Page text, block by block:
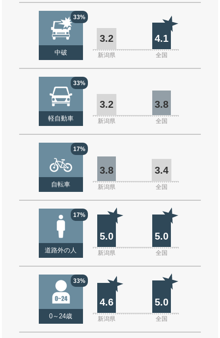
33%
中破
3.2 4.1
新潟県 全国
33%
軽自動車
3.2 3.8
新潟県 全国
17%
自転車
3.8 3.4
新潟県 全国
17%
道路外の人
5.0 5.0
新潟県 全国
33%
0～24歳
4.6 5.0
新潟県 全国